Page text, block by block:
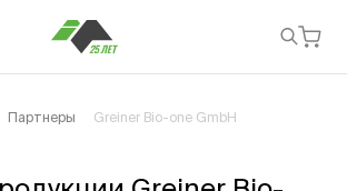
Партнеры Greiner Bio-one GmbH